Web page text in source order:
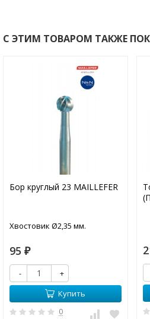
С ЭТИМ ТОВАРОМ ТАКЖЕ
Бор круглый 23 MAILLEFER
Хвостовик Ø2,35 мм.
95 ₽
-
+
Купить
0